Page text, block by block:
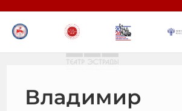
Владимир